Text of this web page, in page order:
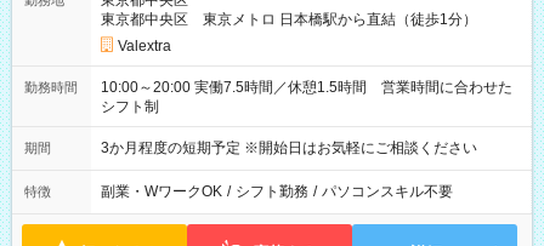
東京都中央区 東京メトロ 日本橋駅から直結（徒歩1分）
Valextra
勤務時間
10:00～20:00 実働7.5時間／休憩1.5時間 営業時間に合わせた
シフト制
期間 3か月程度の短期予定 ※開始日はお気軽にご相談ください
特徴 副業・WワークOK / シフト勤務 / パソコンスキル不要